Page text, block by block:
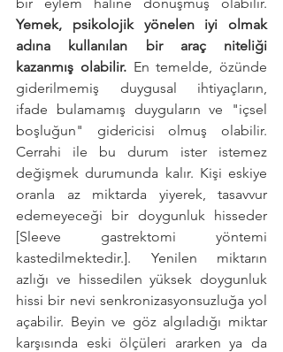
Yemek, psikolojik yönelen iyi olmak
adına kullanılan bir araç niteliği
kazanmış olabilir. En temelde, özünde
giderilmemiş duygusal ihtiyaçların,
ifade bulamamış duyguların ve "içsel
boşluğun" gidericisi olmuş olabilir.
Cerrahi ile bu durum ister istemez
değişmek durumunda kalır. Kişi eskiye
oranla az miktarda yiyerek, tasavvur
edemeyeceği bir doygunluk hisseder
[Sleeve gastrektomi yöntemi
kastedilmektedir.]. Yenilen miktarın
azlığı ve hissedilen yüksek doygunluk
hissi bir nevi senkronizasyonsuzluğa yol
açabilir. Beyin ve göz algıladığı miktar
karşısında eski ölçüleri ararken ya da